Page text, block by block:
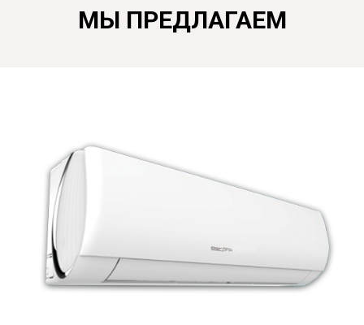
МЫ ПРЕДЛАГАЕМ